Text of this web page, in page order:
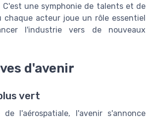
une symphonie de talents et de
chaque acteur joue un rôle essentiel
l'industrie vers de nouveaux
d'avenir
vert
de l'aérospatiale, l'avenir s'annonce